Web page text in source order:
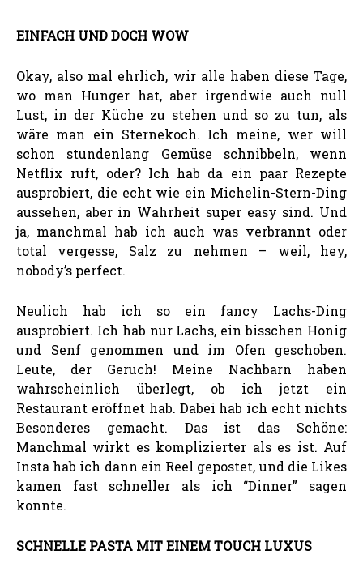
EINFACH UND DOCH WOW
Okay, also mal ehrlich, wir alle haben diese Tage,
wo man Hunger hat, aber irgendwie auch null
Lust, in der Küche zu stehen und so zu tun, als
wäre man ein Sternekoch. Ich meine, wer will
schon stundenlang Gemüse schnibbeln, wenn
Netflix ruft, oder? Ich hab da ein paar Rezepte
ausprobiert, die echt wie ein Michelin-Stern-Ding
aussehen, aber in Wahrheit super easy sind. Und
ja, manchmal hab ich auch was verbrannt oder
total vergesse, Salz zu nehmen – weil, hey,
nobody’s perfect.
Neulich hab ich so ein fancy Lachs-Ding
ausprobiert. Ich hab nur Lachs, ein bisschen Honig
und Senf genommen und im Ofen geschoben.
Leute, der Geruch! Meine Nachbarn haben
wahrscheinlich überlegt, ob ich jetzt ein
Restaurant eröffnet hab. Dabei hab ich echt nichts
Besonderes gemacht. Das ist das Schöne:
Manchmal wirkt es komplizierter als es ist. Auf
Insta hab ich dann ein Reel gepostet, und die Likes
kamen fast schneller als ich “Dinner” sagen
konnte.
SCHNELLE PASTA MIT EINEM TOUCH LUXUS